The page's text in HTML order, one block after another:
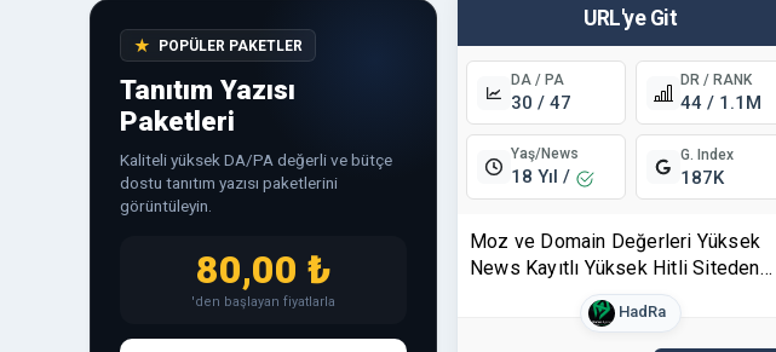
★ POPÜLER PAKETLER
Tanıtım Yazısı
Paketleri
Kaliteli yüksek DA/PA değerli ve bütçe
dostu tanıtım yazısı paketlerini
görüntüleyin.
80,00 ₺
'den başlayan fiyatlarla
URL'ye Git
DA / PA
30 / 47
DR / RANK
44 / 1.1M
Yaş/News
18 Yıl /
G. Index
187K
Moz ve Domain Değerleri Yüksek
News Kayıtlı Yüksek Hitli Siteden
Tanıtım Yazısı
HadRa